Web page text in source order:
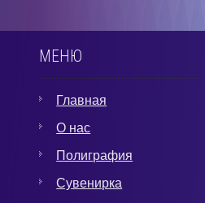
МЕНЮ
Главная
О нас
Полиграфия
Сувенирка